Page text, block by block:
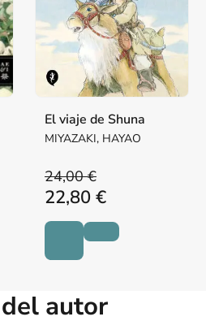
El viaje de Shuna
MIYAZAKI, HAYAO
24,00 €
22,80 €
autor